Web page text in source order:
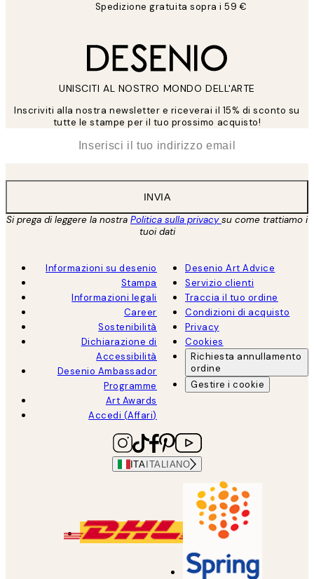
Spedizione gratuita sopra i 59 €
UNISCITI AL NOSTRO MONDO DELL'ARTE
Inscriviti alla nostra newsletter e riceverai il 15% di sconto su
tutte le stampe per il tuo prossimo acquisto!
INVIA
Si prega di leggere la nostra Politica sulla privacysu come trattiamo i
tuoi dati
Informazioni su desenio
Stampa
Informazioni legali
Career
Sostenibilità
Dichiarazione di
Accessibilità
Desenio Ambassador
Programme
Art Awards
Accedi (Affari)
Desenio Art Advice
Servizio clienti
Traccia il tuo ordine
Condizioni di acquisto
Privacy
Cookies
Richiesta annullamento
ordine
Gestire i cookie
ITA ITALIANO